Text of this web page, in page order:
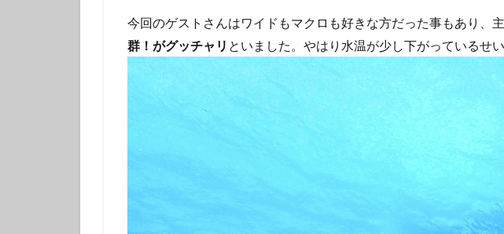
今回のゲストさんはワイドもマクロも好きな方だった事もあり、
群！がグッチャリ といました。やはり水温が少し下がっているせ